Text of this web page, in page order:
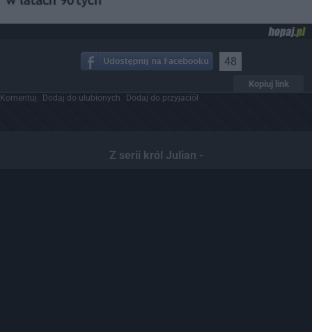
48
Kopiuj link
Komentuj Dodaj do ulubionych Dodaj do przyjaciół
Z serii król Julian -